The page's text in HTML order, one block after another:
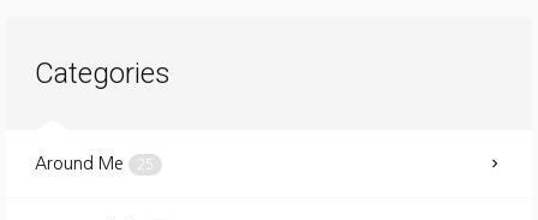
Categories
Around Me 25